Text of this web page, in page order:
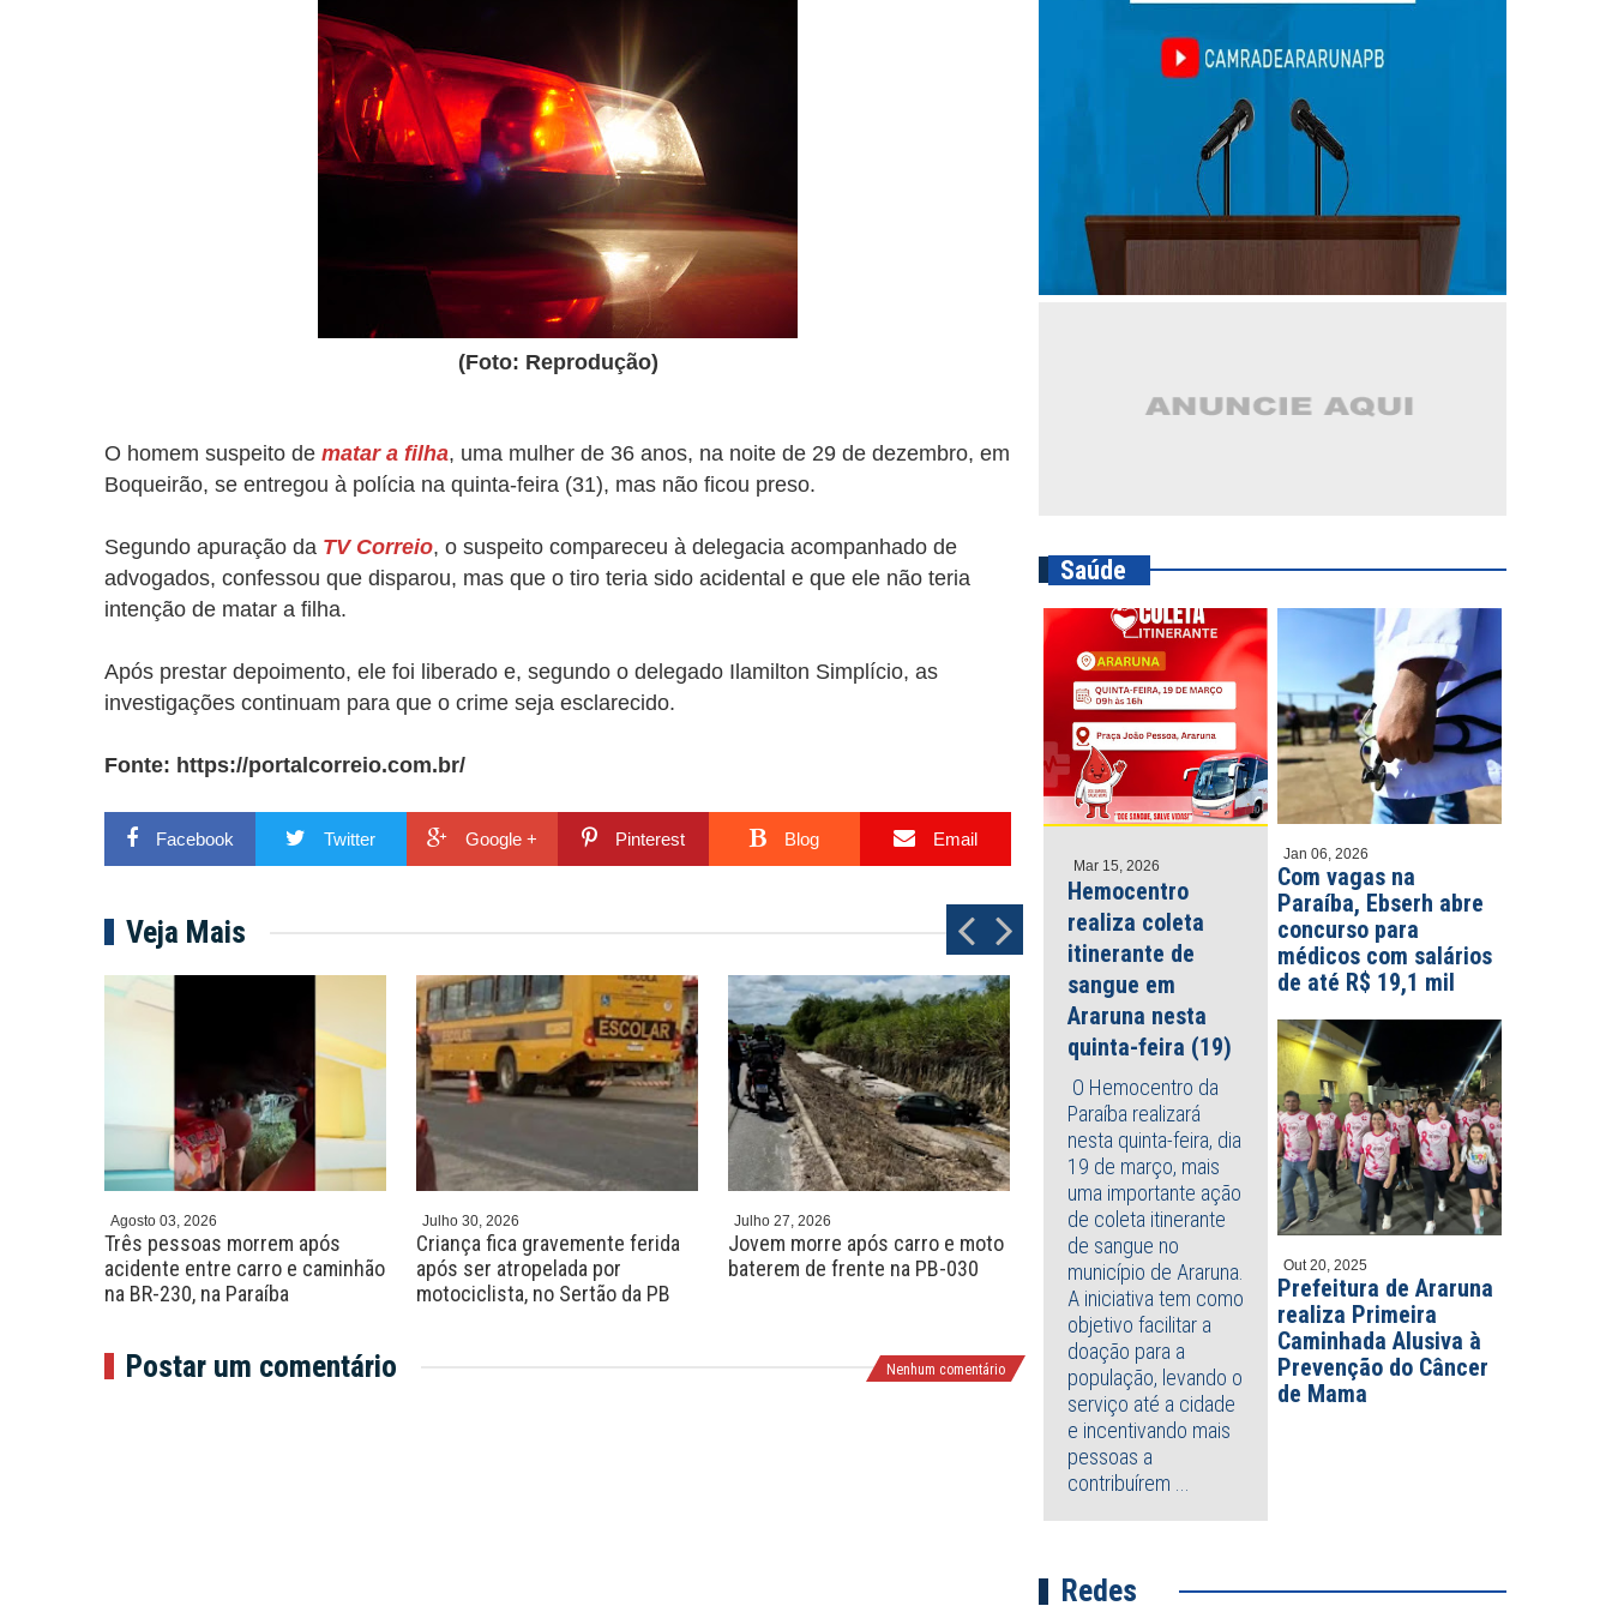
(Foto: Reprodução)
O homem suspeito de matar a filha, uma mulher de 36 anos, na noite de 29 de dezembro, em
Boqueirão, se entregou à polícia na quinta-feira (31), mas não ficou preso.
Segundo apuração da TV Correio, o suspeito compareceu à delegacia acompanhado de
advogados, confessou que disparou, mas que o tiro teria sido acidental e que ele não teria
intenção de matar a filha.
Após prestar depoimento, ele foi liberado e, segundo o delegado Ilamilton Simplício, as
investigações continuam para que o crime seja esclarecido.
Fonte: https://portalcorreio.com.br/
Facebook Twitter Google + Pinterest Blog Email
Veja Mais
Agosto 03, 2026
Três pessoas morrem após
acidente entre carro e caminhão
na BR-230, na Paraíba
Julho 30, 2026
Criança fica gravemente ferida
após ser atropelada por
motociclista, no Sertão da PB
Julho 27, 2026
Jovem morre após carro e moto
baterem de frente na PB-030
Julho 21, 2026
Idoso de 64 anos morre após
ser arrastado por cavalo em São
José de Piranhas
Julho 20, 2026
Criança morre e outra fica
após carro capotar, em João
Pessoa
P
r
e
v
N
e
x
t
Postar um comentário Nenhum comentário
Saúde
Mar 15, 2026
Hemocentro
realiza coleta
itinerante de
sangue em
Araruna nesta
quinta-feira (19)
O Hemocentro da
Paraíba realizará
nesta quinta-feira, dia
19 de março, mais
uma importante ação
de coleta itinerante
de sangue no
município de Araruna.
A iniciativa tem como
objetivo facilitar a
doação para a
população, levando o
serviço até a cidade
e incentivando mais
pessoas a
contribuírem ...
Jan 06, 2026
Com vagas na
Paraíba, Ebserh abre
concurso para
médicos com salários
de até R$ 19,1 mil
Out 20, 2025
Prefeitura de Araruna
realiza Primeira
Caminhada Alusiva à
Prevenção do Câncer
de Mama
Redes